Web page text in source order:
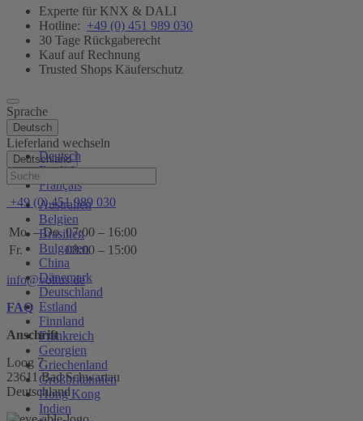
Experte für KNX & DALI
Hotline: +49 (0) 451 989 030
30 Tage Rückgaberecht
Kauf auf Rechnung
Trusted Shops Käuferschutz
Sprache
Deutsch
Deutsch
English
Français
Lieferland wechseln
Deutschland
Australien
Belgien
Brasilien
Bulgarien
China
Dänemark
Deutschland
Estland
Finnland
Frankreich
Georgien
Griechenland
Großbritannien
Hong Kong
Indien
Hilfe
+49 (0) 451 989 030
Mo. – Do. 07:00 – 16:00
Fr.
08:00 – 15:00
info@voltus.de
FAQ
Anschrift
Loog 7
23611 Bad Schwartau
Deutschland